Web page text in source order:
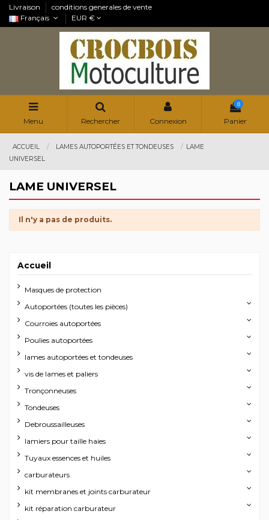
Livraison
conditions generales de vente
Français
EUR €
Menu Rechercher Connexion
0
Panier
ACCUEIL LAMES AUTOPORTÉES ET TONDEUSES
LAME
UNIVERSEL
LAME UNIVERSEL
Il n'y a pas de produits.
Accueil
Masques de protection
Autoportées (toutes les pièces)
Courroies autoportées
Poulies autoportées
lames autoportées et tondeuses
vis de lames et paliers
Tronçonneuses
Tondeuses
Debroussailleuses
lamiers pour taille haies
Tuyaux essences et huiles
carburateurs
kit membranes et joints carburateur
kit réparation carburateur